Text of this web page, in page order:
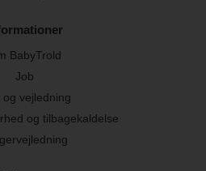
BabyTrold
Job
og vejledning
og tilbagekaldelse